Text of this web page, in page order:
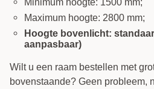
Maximum hoogte: 2800 mm;
Hoogte bovenlicht:
aanpasbaar)
Wilt u een raam bestellen met
bovenstaande? Geen probleem,